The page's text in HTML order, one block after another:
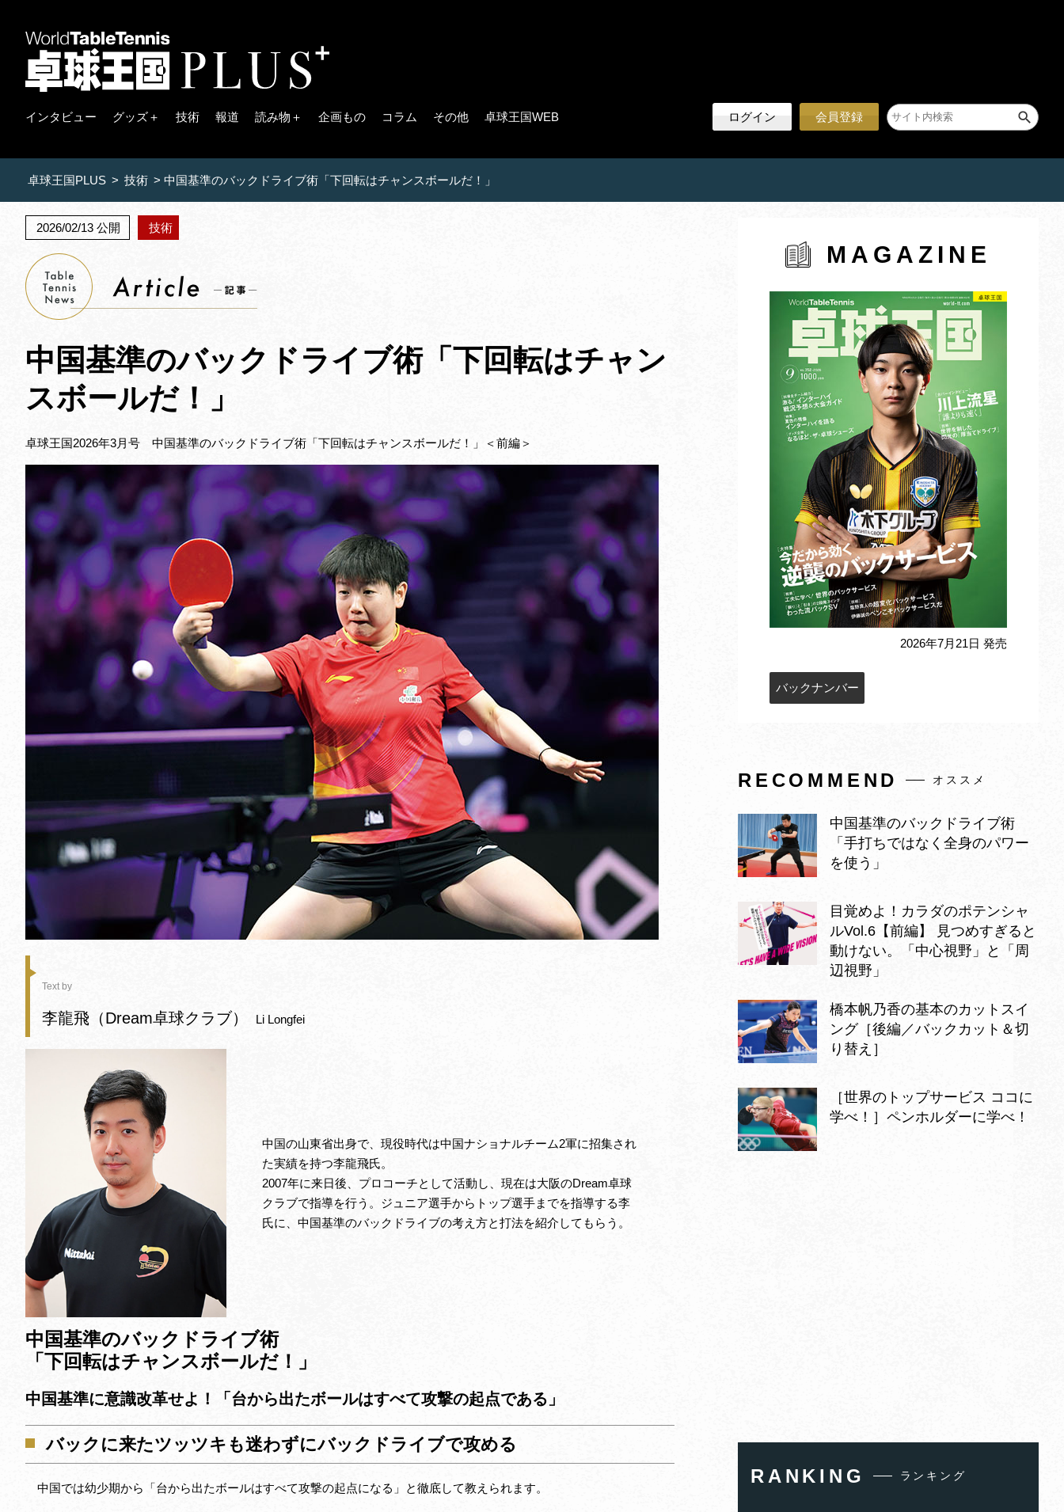
インタビュー グッズ＋ 技術 報道 読み物＋ 企画もの コラム その他 卓球王国WEB ログイン 会員登録
卓球王国PLUS > 技術 > 中国基準のバックドライブ術「下回転はチャンスボールだ！」
2026/02/13 公開 技術
中国基準のバックドライブ術「下回転はチャン
スボールだ！」
卓球王国2026年3月号 中国基準のバックドライブ術「下回転はチャンスボールだ！」＜前編＞
Text by
李龍飛（Dream卓球クラブ） Li Longfei
中国の山東省出身で、現役時代は中国ナショナルチーム2軍に招集され
た実績を持つ李龍飛氏。
2007年に来日後、プロコーチとして活動し、現在は大阪のDream卓球
クラブで指導を行う。ジュニア選手からトップ選手までを指導する李
氏に、中国基準のバックドライブの考え方と打法を紹介してもらう。
中国基準のバックドライブ術
「下回転はチャンスボールだ！」
中国基準に意識改革せよ！「台から出たボールはすべて攻撃の起点である」
バックに来たツッツキも迷わずにバックドライブで攻める
中国では幼少期から「台から出たボールはすべて攻撃の起点になる」と徹底して教えられます。
MAGAZINE
2026年7月21日 発売
バックナンバー
RECOMMEND オススメ
中国基準のバックドライブ術
「手打ちではなく全身のパワー
を使う」
目覚めよ！カラダのポテンシャ
ルVol.6【前編】 見つめすぎると
動けない。「中心視野」と「周
辺視野」
橋本帆乃香の基本のカットスイ
ング［後編／バックカット＆切
り替え］
［世界のトップサービス ココに
学べ！］ペンホルダーに学べ！
RANKING ランキング